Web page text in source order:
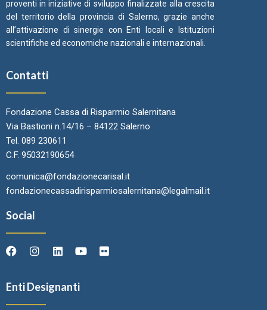
proventi in iniziative di sviluppo finalizzate alla crescita
del territorio della provincia di Salerno, grazie anche
all’attivazione di sinergie con Enti locali e Istituzioni
scientifiche ed economiche nazionali e internazionali.
Contatti
Fondazione Cassa di Risparmio Salernitana
Via Bastioni n.14/16 – 84122 Salerno
Tel. 089 230611
C.F. 95032190654
comunica@fondazionecarisal.it
fondazionecassadirisparmiosalernitana@legalmail.it
Social
Enti Designanti